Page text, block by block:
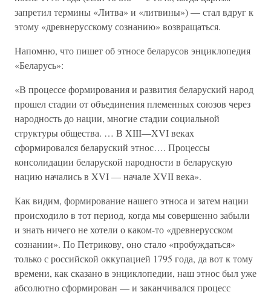
запретил термины «Литва» и «литвины») — стал вдруг к
этому «древнерусскому сознанию» возвращаться.
Напомню, что пишет об этносе беларусов энциклопедия
«Беларусь»:
«В процессе формирования и развития беларуский народ
прошел стадии от объединения племенных союзов через
народность до нации, многие стадии социальной
структуры общества. … В XIII—XVI веках
сформировался беларуский этнос…. Процессы
консолидации беларуской народности в беларускую
нацию начались в XVI — начале XVII века».
Как видим, формирование нашего этноса и затем нации
происходило в тот период, когда мы совершенно забыли
и знать ничего не хотели о каком-то «древнерусском
сознании». По Петрикову, оно стало «пробуждаться»
только с российской оккупацией 1795 года, да вот к тому
времени, как сказано в энциклопедии, наш этнос был уже
абсолютно сформирован — и заканчивался процесс